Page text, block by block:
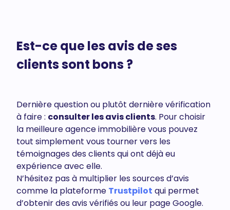
Est-ce que les avis de ses
clients sont bons ?
Dernière question ou plutôt dernière vérification
à faire : consulter les avis clients. Pour choisir
la meilleure agence immobilière vous pouvez
tout simplement vous tourner vers les
témoignages des clients qui ont déjà eu
expérience avec elle.
N’hésitez pas à multiplier les sources d’avis
comme la plateforme Trustpilot qui permet
d’obtenir des avis vérifiés ou leur page Google.